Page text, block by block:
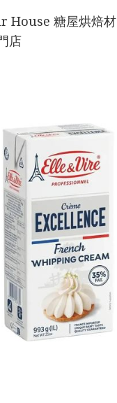
House 糖屋烘焙材
店